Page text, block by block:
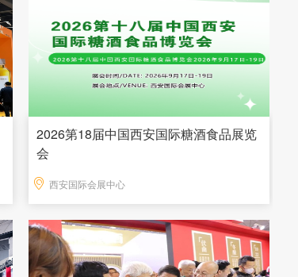
2026第18届中国西安国际糖酒食品展览
会
西安国际会展中心